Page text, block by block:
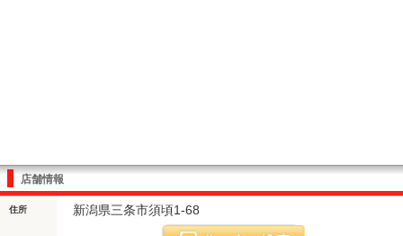
店舗情報
住所 新潟県三条市須頃1-68